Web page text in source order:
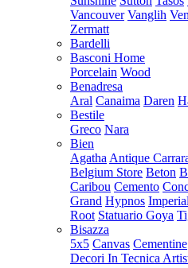
Vancouver Vanglih
Zermatt
Bardelli
Basconi Home
Porcelain Wood
Benadresa
Aral Canaima Daren
Bestile
Greco Nara
Bien
Agatha Antique
Belgium Store Beton
Caribou Cemento
Grand Hypnos Imperial
Root Statuario Goya
Bisazza
5x5 Canvas Cementine
Decori In Tecnica